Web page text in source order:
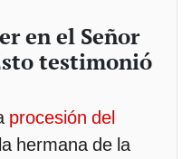
en el Señor
testimonió
procesión del
hermana de la